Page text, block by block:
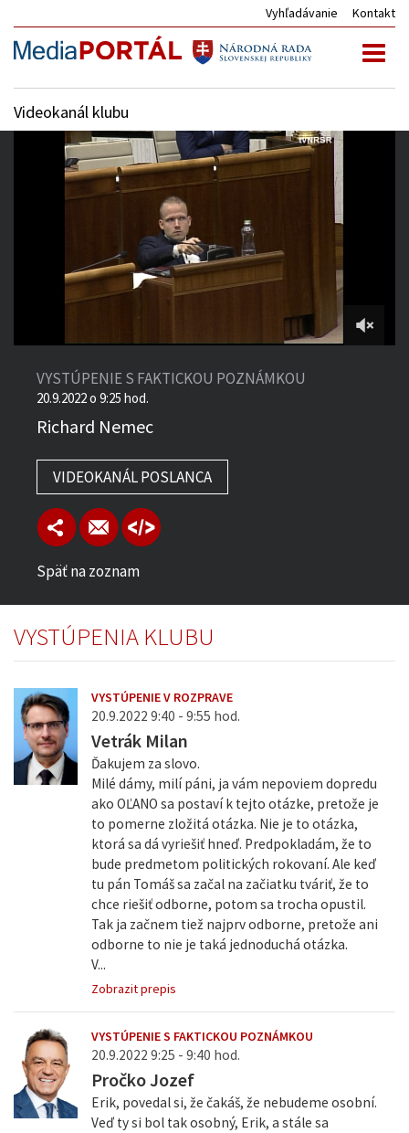
Vyhľadávanie Kontakt
Videokanál klubu
3:03:08
VYSTÚPENIE S FAKTICKOU POZNÁMKOU
20.9.2022 o 9:25 hod.
Richard Nemec
VIDEOKANÁL POSLANCA
Späť na zoznam
VYSTÚPENIA KLUBU
VYSTÚPENIE V ROZPRAVE
20.9.2022 9:40 - 9:55 hod.
Vetrák Milan
Ďakujem za slovo.
Milé dámy, milí páni, ja vám nepoviem dopredu
ako OĽANO sa postaví k tejto otázke, pretože je
to pomerne zložitá otázka. Nie je to otázka,
ktorá sa dá vyriešiť hneď. Predpokladám, že to
bude predmetom politických rokovaní. Ale keď
tu pán Tomáš sa začal na začiatku tváriť, že to
chce riešiť odborne, potom sa trocha opustil.
Tak ja začnem tiež najprv odborne, pretože ani
odborne to nie je taká jednoduchá otázka.
V...
Zobrazit prepis
VYSTÚPENIE S FAKTICKOU POZNÁMKOU
20.9.2022 9:25 - 9:40 hod.
Pročko Jozef
Erik, povedal si, že čakáš, že nebudeme osobní.
Veď ty si bol tak osobný, Erik, a stále sa